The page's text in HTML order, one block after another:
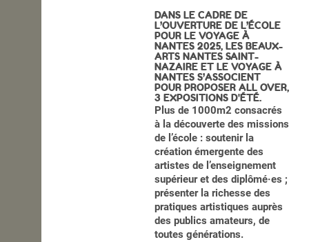
DANS LE CADRE DE
L’OUVERTURE DE L’ÉCOLE
POUR LE VOYAGE À
NANTES 2025, LES BEAUX-
ARTS NANTES SAINT-
NAZAIRE ET LE VOYAGE À
NANTES S’ASSOCIENT
POUR PROPOSER ALL OVER,
3 EXPOSITIONS D'ÉTÉ.
Plus de 1000m2 consacrés
à la découverte des missions
de l’école : soutenir la
création émergente des
artistes de l’enseignement
supérieur et des diplômé·es ;
présenter la richesse des
pratiques artistiques auprès
des publics amateurs, de
toutes générations.